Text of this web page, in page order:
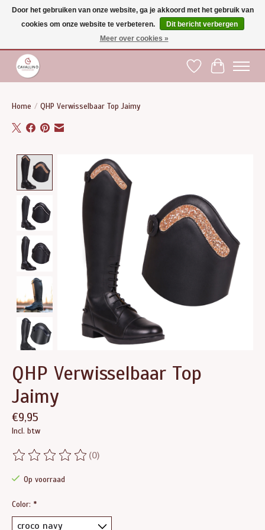
Gratis verzending vanaf €75 binnen BE - vanaf €100 naar EU | Voor 17:00 besteld is
dezelfde dag verzonden | Klantendienst: +32 (0)51 21 27 00 |
Verlanglijst
Home / QHP Verwisselbaar Top Jaimy
Product image slideshow Items
QHP Verwisselbaar Top
Jaimy
€9,95
Incl. btw
De beoordeling van dit product is
(0)
Op voorraad
Color: *
Door het gebruiken van onze website, ga je akkoord met het gebruik van
cookies om onze website te verbeteren.
Dit bericht verbergen
Meer over cookies »